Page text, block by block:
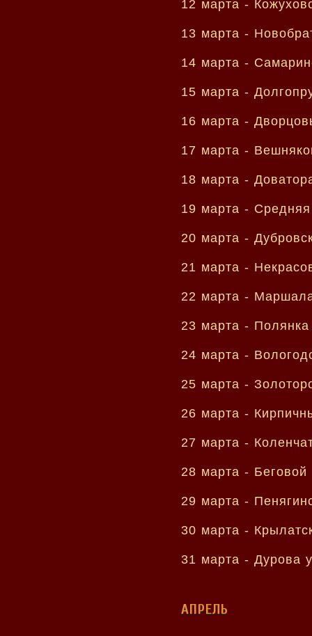
12 марта -
13 марта -
14 марта -
15 марта -
16 марта -
17 марта -
18 марта -
19 марта - Средняя
20 марта -
21 марта -
22 марта -
23 марта - Полянка
24 марта -
25 марта -
26 марта -
27 марта -
28 марта - Беговой
29 марта -
30 марта -
31 марта - Дурова
АПРЕЛЬ